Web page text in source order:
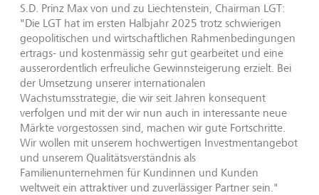
S.D. Prinz Max von und zu Liechtenstein, Chairman LGT:
"Die LGT hat im ersten Halbjahr 2025 trotz schwierigen
geopolitischen und wirtschaftlichen Rahmenbedingungen
ertrags- und kostenmässig sehr gut gearbeitet und eine
ausserordentlich erfreuliche Gewinnsteigerung erzielt. Bei
der Umsetzung unserer internationalen
Wachstumsstrategie, die wir seit Jahren konsequent
verfolgen und mit der wir nun auch in interessante neue
Märkte vorgestossen sind, machen wir gute Fortschritte.
Wir wollen mit unserem hochwertigen Investmentangebot
und unserem Qualitätsverständnis als
Familienunternehmen für Kundinnen und Kunden
weltweit ein attraktiver und zuverlässiger Partner sein."